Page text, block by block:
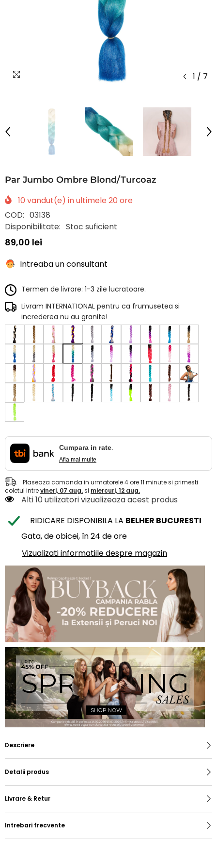
1 / 7
Par Jumbo Ombre Blond/Turcoaz
10 vandut(e) in ultimele 20 ore
COD: 03138
Disponibilitate: Stoc suficient
89,00 lei
Intreaba un consultant
Termen de livrare: 1-3 zile lucratoare.
Livram INTERNATIONAL pentru ca frumusetea si
increderea nu au granite!
Cumpara in rate.
Afla mai multe
Plaseaza comanda in urmatorele4ore11 minutesi primesti
coletul intrevineri, 07 aug.si miercuri, 12 aug.
Alti 10 utilizatori vizualizeaza acest produs
RIDICARE DISPONIBILA LA BELHER BUCURESTI
Gata, de obicei, în 24 de ore
Vizualizati informatiile despre magazin
Descriere
Detalii produs
Livrare & Retur
Intrebari frecvente